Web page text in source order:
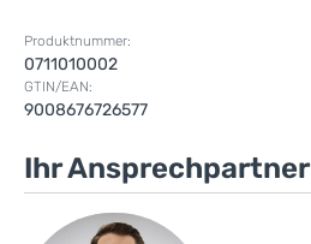
Produktnummer:
0711010002
GTIN/EAN:
9008676726577
Ihr Ansprechpartner